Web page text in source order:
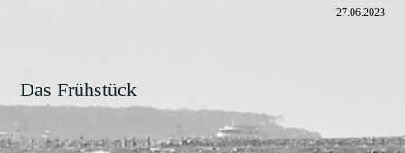
27.06.2023
Das Frühstück